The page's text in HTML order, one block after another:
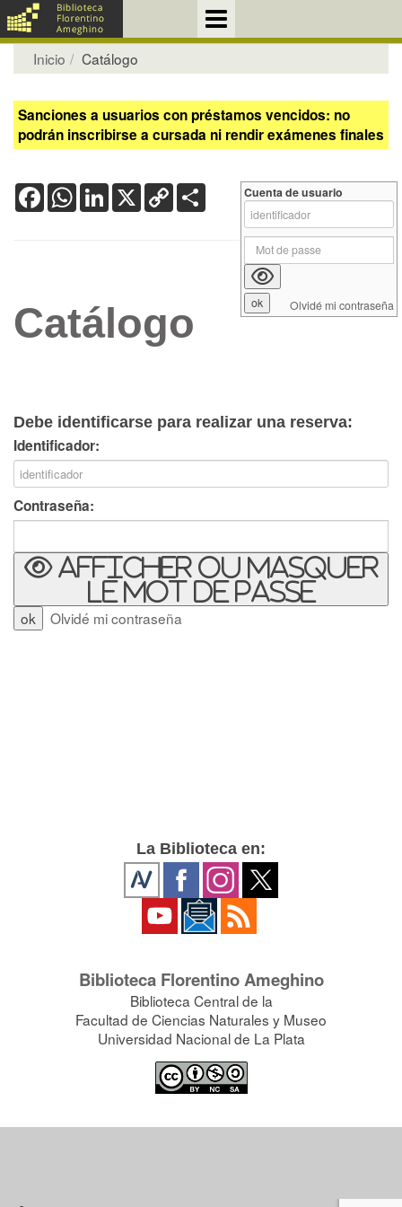
Inicio Catálogo
Sanciones a usuarios con préstamos vencidos: no
podrán inscribirse a cursada ni rendir exámenes finales
FacebookWhatsApp
LinkedIn
X Copy
Link
Catálogo
Debe identificarse para realizar una reserva:
Identificador:
Contraseña:
Afficher ou masquer
le mot de passe
Olvidé mi contraseña
Cuenta de usuario
Olvidé mi contraseña
La Biblioteca en:
Biblioteca Florentino Ameghino
Biblioteca Central de la
Facultad de Ciencias Naturales y Museo
Universidad Nacional de La Plata